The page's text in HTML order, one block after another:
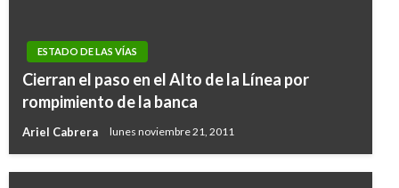
ESTADO DE LAS VÍAS
Cierran el paso en el Alto de la Línea por
rompimiento de la banca
Ariel Cabrera lunes noviembre 21, 2011